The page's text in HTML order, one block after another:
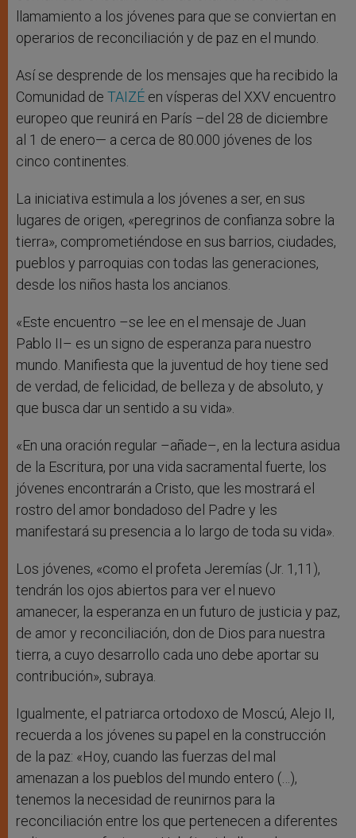
llamamiento a los jóvenes para que se conviertan en
operarios de reconciliación y de paz en el mundo.
Así se desprende de los mensajes que ha recibido la
Comunidad de TAIZÉ en vísperas del XXV encuentro
europeo que reunirá en París –del 28 de diciembre
al 1 de enero— a cerca de 80.000 jóvenes de los
cinco continentes.
La iniciativa estimula a los jóvenes a ser, en sus
lugares de origen, «peregrinos de confianza sobre la
tierra», comprometiéndose en sus barrios, ciudades,
pueblos y parroquias con todas las generaciones,
desde los niños hasta los ancianos.
«Este encuentro –se lee en el mensaje de Juan
Pablo II– es un signo de esperanza para nuestro
mundo. Manifiesta que la juventud de hoy tiene sed
de verdad, de felicidad, de belleza y de absoluto, y
que busca dar un sentido a su vida».
«En una oración regular –añade–, en la lectura asidua
de la Escritura, por una vida sacramental fuerte, los
jóvenes encontrarán a Cristo, que les mostrará el
rostro del amor bondadoso del Padre y les
manifestará su presencia a lo largo de toda su vida».
Los jóvenes, «como el profeta Jeremías (Jr. 1,11),
tendrán los ojos abiertos para ver el nuevo
amanecer, la esperanza en un futuro de justicia y paz,
de amor y reconciliación, don de Dios para nuestra
tierra, a cuyo desarrollo cada uno debe aportar su
contribución», subraya.
Igualmente, el patriarca ortodoxo de Moscú, Alejo II,
recuerda a los jóvenes su papel en la construcción
de la paz: «Hoy, cuando las fuerzas del mal
amenazan a los pueblos del mundo entero (…),
tenemos la necesidad de reunirnos para la
reconciliación entre los que pertenecen a diferentes